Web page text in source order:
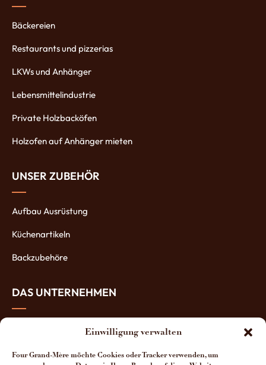
Einwilligung verwalten
Four Grand-Mère möchte Cookies oder Tracker verwenden, um
Bäckereien
Restaurants und pizzerias
LKWs und Anhänger
Lebensmittelindustrie
Private Holzbacköfen
Holzofen auf Anhänger mieten
UNSER ZUBEHÖR
Aufbau Ausrüstung
Küchenartikeln
Backzubehöre
DAS UNTERNEHMEN
Die Öfen-Herstellung